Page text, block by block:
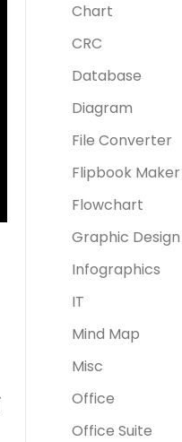
Chart
CRC
Database
Diagram
File Converter
Flipbook Maker
Flowchart
Graphic Design
Infographics
IT
Mind Map
Misc
Office
Office Suite